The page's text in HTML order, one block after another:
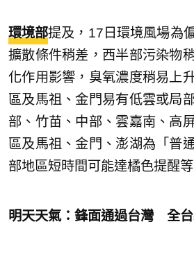
環境部提及，17日環境風場為
擴散條件稍差，西半部污染物
化作用影響，臭氧濃度稍易上
區及馬祖、金門易有低雲或局
部、竹苗、中部、雲嘉南、高
區及馬祖、金門、澎湖為「普
部地區短時間可能達橘色提醒等
明天天氣：鋒面通過台灣 全